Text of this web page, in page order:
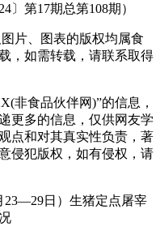
〕第17期总第108期）
、图表的版权均属食
，如需转载，请联系取得
食品伙伴网)”的信息，
更多的信息，仅供网友学
点和对其真实性负责，著
侵犯版权，如有侵权，请
日）生猪定点屠宰